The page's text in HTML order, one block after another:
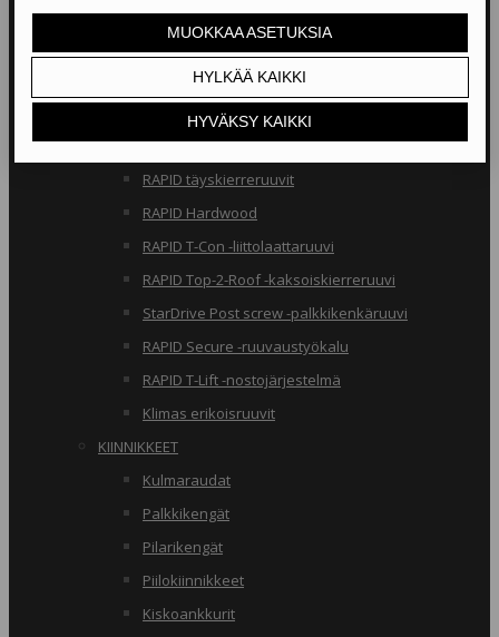
RAKENNERUUVIT
RAPID osakierreruuvit
StarDrive GPR osakierreruuvit
Klimas täyskierreruuvit
RAPID täyskierreruuvit
RAPID Hardwood
RAPID T-Con -liittolaattaruuvi
RAPID Top-2-Roof -kaksoiskierreruuvi
StarDrive Post screw -palkkikenkäruuvi
RAPID Secure -ruuvaustyökalu
RAPID T-Lift -nostojärjestelmä
Klimas erikoisruuvit
KIINNIKKEET
Kulmaraudat
Palkkikengät
Pilarikengät
Piilokiinnikkeet
Kiskoankkurit